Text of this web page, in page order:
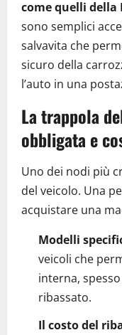
come quelli della
sono semplici
salvavita che
sicuro della
l’auto in una
La trappola
obbligata e
Uno dei nodi più
del veicolo. Una
acquistare una
Modelli
veicoli che
interna,
ribassato.
Il costo del